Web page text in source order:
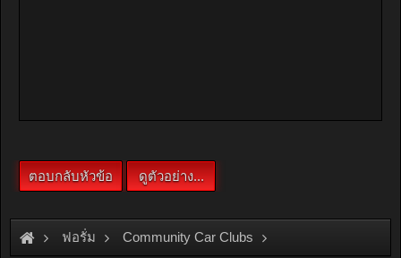
ฟอรั่ม Community Car Clubs